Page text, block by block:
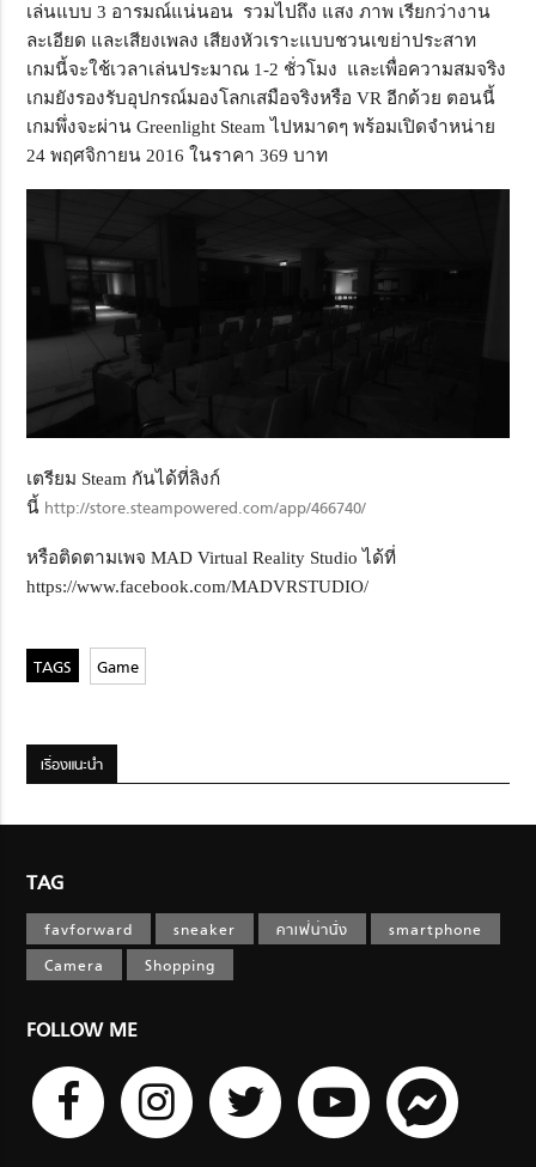
เล่นแบบ 3 อารมณ์แน่นอน รวมไปถึง แสง ภาพ เรียกว่างาน
ละเอียด และเสียงเพลง เสียงหัวเราะแบบชวนเขย่าประสาท
เกมนี้จะใช้เวลาเล่นประมาณ 1-2 ชั่วโมง และเพื่อความสมจริง
เกมยังรองรับอุปกรณ์มองโลกเสมือจริงหรือ VR อีกด้วย ตอนนี้
เกมพึ่งจะผ่าน Greenlight Steam ไปหมาดๆ พร้อมเปิดจำหน่าย
24 พฤศจิกายน 2016 ในราคา 369 บาท
เตรียม Steam กันได้ที่ลิงก์
นี้ http://store.steampowered.com/app/466740/
หรือติดตามเพจ MAD Virtual Reality Studio ได้ที่
https://www.facebook.com/MADVRSTUDIO/
Game
เรื่องแนะนำ
TAG
favforward sneaker คาเฟ่น่านั่ง
smartphone
Camera
Shopping
FOLLOW ME